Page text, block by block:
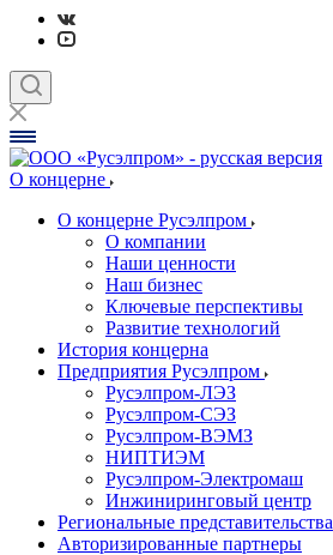
О концерне
О концерне Русэлпром
О компании
Наши ценности
Наш бизнес
Ключевые перспективы
Развитие технологий
История концерна
Предприятия Русэлпром
Русэлпром-ЛЭЗ
Русэлпром-СЭЗ
Русэлпром-ВЭМЗ
НИПТИЭМ
Русэлпром-Электромаш
Инжиниринговый центр
Региональные представительства
Авторизированные партнеры